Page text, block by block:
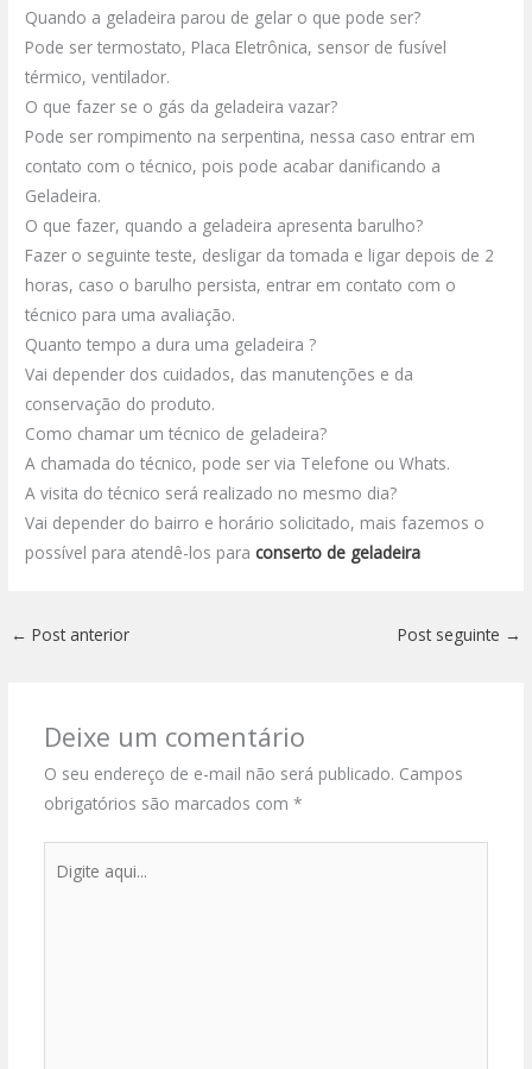
Quando a geladeira parou de gelar o que pode ser?
Pode ser termostato, Placa Eletrônica, sensor de fusível
térmico, ventilador.
O que fazer se o gás da geladeira vazar?
Pode ser rompimento na serpentina, nessa caso entrar em
contato com o técnico, pois pode acabar danificando a
Geladeira.
O que fazer, quando a geladeira apresenta barulho?
Fazer o seguinte teste, desligar da tomada e ligar depois de 2
horas, caso o barulho persista, entrar em contato com o
técnico para uma avaliação.
Quanto tempo a dura uma geladeira ?
Vai depender dos cuidados, das manutenções e da
conservação do produto.
Como chamar um técnico de geladeira?
A chamada do técnico, pode ser via Telefone ou Whats.
A visita do técnico será realizado no mesmo dia?
Vai depender do bairro e horário solicitado, mais fazemos o
possível para atendê-los paraconserto de geladeira
← Post anterior Post seguinte →
Deixe um comentário
O seu endereço de e-mail não será publicado. Campos
obrigatórios são marcados com *
aqui...